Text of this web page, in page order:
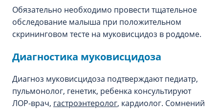
Обязательно необходимо провести тщательное
обследование малыша при положительном
скрининговом тесте на муковисцидоз в роддоме.
Диагностика муковисцидоза
Диагноз муковисцидоза подтверждают педиатр,
пульмонолог, генетик, ребенка консультируют
ЛОР-врач, гастроэнтеролог, кардиолог. Сомнений